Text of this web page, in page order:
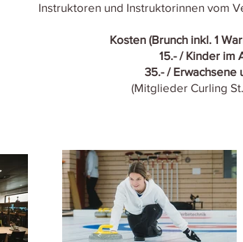
Instruktoren und Instruktorinnen vom
Kosten (Brunch inkl. 1
15.- / Kinder im
35.- / Erwachsene
(Mitglieder Curling